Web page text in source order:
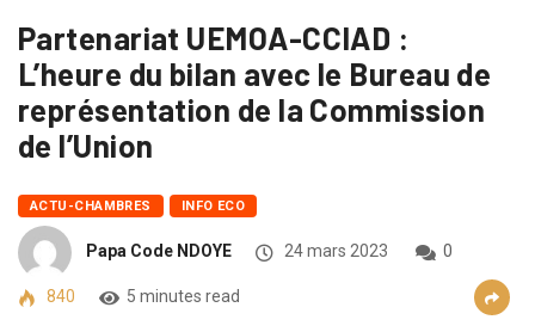
Partenariat UEMOA-CCIAD :
L’heure du bilan avec le Bureau de
représentation de la Commission
de l’Union
ACTU-CHAMBRES INFO ECO
Papa Code NDOYE 24 mars 2023 0
840 5 minutes read